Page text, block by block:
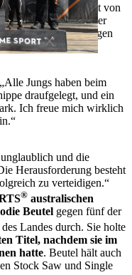
Trial mit einer Zeit von
K.O.-Runde ein, wo er
und im Halbfinale gegen
Jungs haben beim
draufgelegt, und ein
Ich freue mich wirklich
und die
Herausforderung besteht
zu verteidigen.“
® australischen
Beutel gegen fünf der
Landes durch. Sie holte
Titel, nachdem sie im
hatte. Beutel hält auch
Stock Saw und Single